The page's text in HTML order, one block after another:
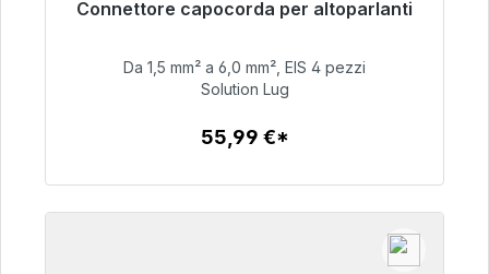
Connettore capocorda per altoparlanti
Pronto per la spedizione immediata, tempo di
55,99 €
Da 1,5 mm² a 6,0 mm², EIS 4 pezzi
Solution Lug
55,99 €*